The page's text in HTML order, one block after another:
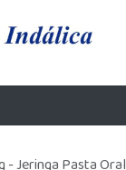
- Jeringa Pasta Oral